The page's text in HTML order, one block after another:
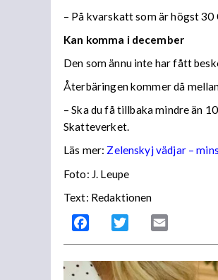
– På kvarskatt som är högst
Kan komma i december
Den som ännu inte har fått
Återbäringen kommer då
– Ska du få tillbaka mindre än
Skatteverket.
Läs mer: Zelenskyj vädjar –
Foto: J. Leupe
Text: Redaktionen
Facebook Twitter